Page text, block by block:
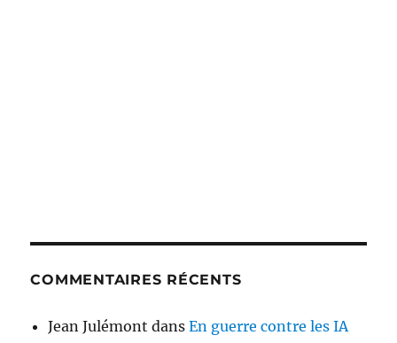
COMMENTAIRES RÉCENTS
Jean Julémont dansEn guerre contre les IA